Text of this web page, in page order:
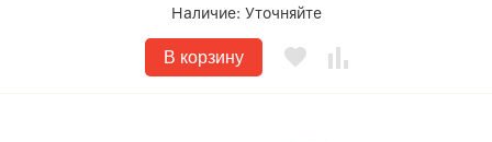
Наличие: Уточняйте
В корзину